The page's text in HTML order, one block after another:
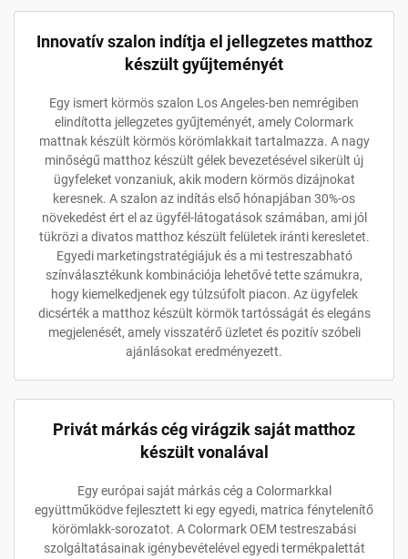
Innovatív szalon indítja el jellegzetes matthoz
készült gyűjteményét
Egy ismert körmös szalon Los Angeles-ben nemrégiben
elindította jellegzetes gyűjteményét, amely Colormark
mattnak készült körmös körömlakkait tartalmazza. A nagy
minőségű matthoz készült gélek bevezetésével sikerült új
ügyfeleket vonzaniuk, akik modern körmös dizájnokat
keresnek. A szalon az indítás első hónapjában 30%-os
növekedést ért el az ügyfél-látogatások számában, ami jól
tükrözi a divatos matthoz készült felületek iránti keresletet.
Egyedi marketingstratégiájuk és a mi testreszabható
színválasztékunk kombinációja lehetővé tette számukra,
hogy kiemelkedjenek egy túlzsúfolt piacon. Az ügyfelek
dicsérték a matthoz készült körmök tartósságát és elegáns
megjelenését, amely visszatérő üzletet és pozitív szóbeli
ajánlásokat eredményezett.
Privát márkás cég virágzik saját matthoz
készült vonalával
Egy európai saját márkás cég a Colormarkkal
együttműködve fejlesztett ki egy egyedi, matrica fénytelenítő
körömlakk-sorozatot. A Colormark OEM testreszabási
szolgáltatásainak igénybevételével egyedi termékpalettát